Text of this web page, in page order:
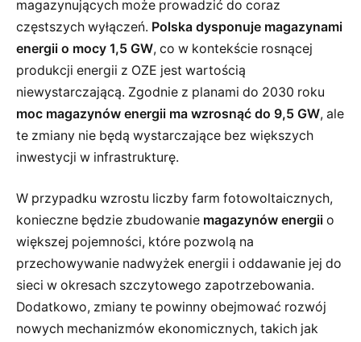
magazynujących może prowadzić do coraz
częstszych wyłączeń. Polska dysponuje magazynami
energii o mocy 1,5 GW, co w kontekście rosnącej
produkcji energii z OZE jest wartością
niewystarczającą. Zgodnie z planami do 2030 roku
moc magazynów energii ma wzrosnąć do 9,5 GW, ale
te zmiany nie będą wystarczające bez większych
inwestycji w infrastrukturę.
W przypadku wzrostu liczby farm fotowoltaicznych,
konieczne będzie zbudowanie magazynów energii o
większej pojemności, które pozwolą na
przechowywanie nadwyżek energii i oddawanie jej do
sieci w okresach szczytowego zapotrzebowania.
Dodatkowo, zmiany te powinny obejmować rozwój
nowych mechanizmów ekonomicznych, takich jak